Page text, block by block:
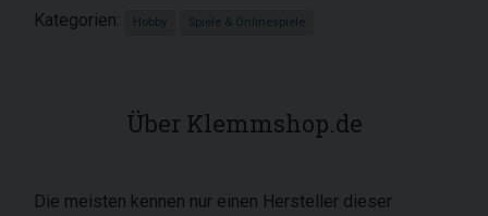
Kategorien:
Hobby Spiele & Onlinespiele
Über Klemmshop.de
Die meisten kennen nur einen Hersteller dieser